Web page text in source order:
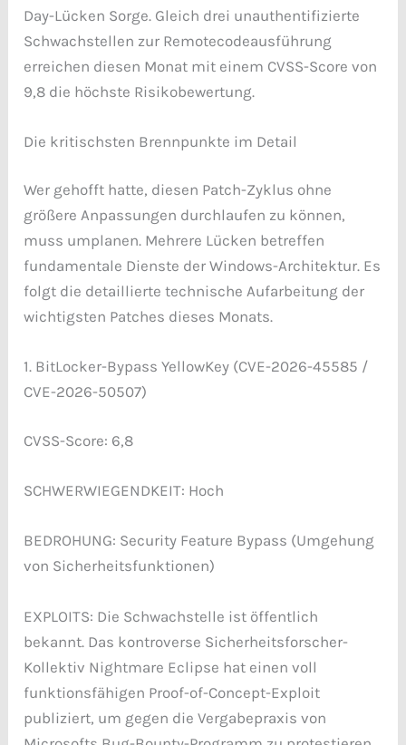
Day-Lücken Sorge. Gleich drei unauthentifizierte
Schwachstellen zur Remotecodeausführung
erreichen diesen Monat mit einem CVSS-Score von
9,8 die höchste Risikobewertung.
Die kritischsten Brennpunkte im Detail
Wer gehofft hatte, diesen Patch-Zyklus ohne
größere Anpassungen durchlaufen zu können,
muss umplanen. Mehrere Lücken betreffen
fundamentale Dienste der Windows-Architektur. Es
folgt die detaillierte technische Aufarbeitung der
wichtigsten Patches dieses Monats.
1. BitLocker-Bypass YellowKey (CVE-2026-45585 /
CVE-2026-50507)
CVSS-Score: 6,8
SCHWERWIEGENDKEIT: Hoch
BEDROHUNG: Security Feature Bypass (Umgehung
von Sicherheitsfunktionen)
EXPLOITS: Die Schwachstelle ist öffentlich
bekannt. Das kontroverse Sicherheitsforscher-
Kollektiv Nightmare Eclipse hat einen voll
funktionsfähigen Proof-of-Concept-Exploit
publiziert, um gegen die Vergabepraxis von